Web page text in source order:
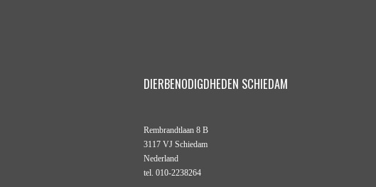
DIERBENODIGDHEDEN SCHIEDAM
Rembrandtlaan 8 B
3117 VJ Schiedam
Nederland
tel. 010-2238264